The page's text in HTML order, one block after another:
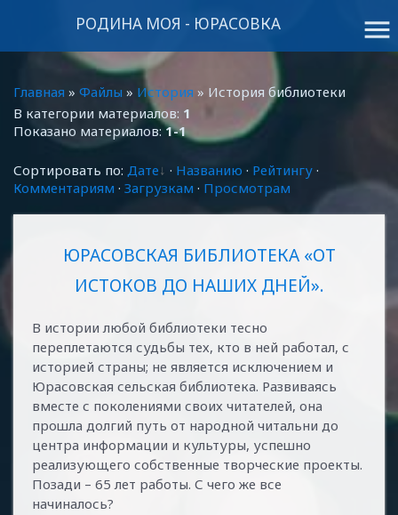
menu
РОДИНА МОЯ - ЮРАСОВКА
Главная » Файлы » История » История библиотеки
В категории материалов: 1
Показано материалов:1-1
Сортировать по: Дате · Названию · Рейтингу ·
Комментариям · Загрузкам · Просмотрам
ЮРАСОВСКАЯ БИБЛИОТЕКА «ОТ
ИСТОКОВ ДО НАШИХ ДНЕЙ».
В истории любой библиотеки тесно
переплетаются судьбы тех, кто в ней работал, с
историей страны; не является исключением и
Юрасовская сельская библиотека. Развиваясь
вместе с поколениями своих читателей, она
прошла долгий путь от народной читальни до
центра информации и культуры, успешно
реализующего собственные творческие проекты.
Позади – 65 лет работы. С чего же все
начиналось?